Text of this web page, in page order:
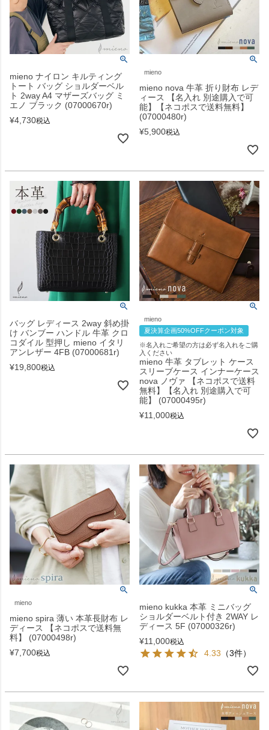
mieno ナイロン キルティング
トート バッグ ショルダーベル
ト 2way A4 マザーズバッグ ミ
エノ ブラック (07000670r)
¥4,730税込
mieno
mieno nova 牛革 折り財布 レデ
ィース 【名入れ 別途購入で可
能】【ネコポスで送料無料】
(07000480r)
¥5,900税込
バッグ レディース 2way 斜め掛
け バンブー ハンドル 牛革 クロ
コダイル 型押し mieno イタリ
アンレザー 4FB (07000681r)
¥19,800税込
mieno
夏決算企画50%OFFクーポン対象
※名入れご希望の方は必ず名入れをご購
入ください
mieno 牛革 タブレット ケース
スリーブケース インナーケース
nova ノヴァ 【ネコポスで送料
無料】【名入れ 別途購入で可
能】 (07000495r)
¥11,000税込
mieno
mieno spira 薄い 本革長財布 レ
ディース 【ネコポスで送料無
料】 (07000498r)
¥7,700税込
mieno kukka 本革 ミニバッグ
ショルダーベルト付き 2WAY レ
ディース 5F (07000326r)
¥11,000税込
4.33 （3件）